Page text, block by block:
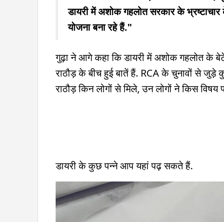
डायरी में अशोक गहलोत सरकार के
योजना बना रहे हैं."
गुढ़ा ने आगे कहा कि डायरी में अशोक गहलोत के
राठौड़ के बीच हुई बातें हैं. RCA के चुनावों से जुड़े
राठौड़ किन लोगों से मिले, उन लोगों ने किस
डायरी के कुछ पन्ने आप यहां पढ़ सकते हैं.